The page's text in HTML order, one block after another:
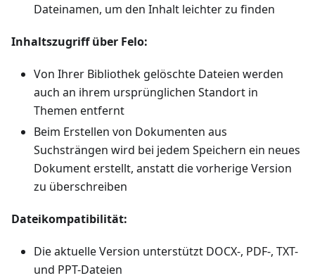
Dateinamen, um den Inhalt leichter zu finden
Inhaltszugriff über Felo:
Von Ihrer Bibliothek gelöschte Dateien werden
auch an ihrem ursprünglichen Standort in
Themen entfernt
Beim Erstellen von Dokumenten aus
Suchsträngen wird bei jedem Speichern ein neues
Dokument erstellt, anstatt die vorherige Version
zu überschreiben
Dateikompatibilität:
Die aktuelle Version unterstützt DOCX-, PDF-, TXT-
und PPT-Dateien